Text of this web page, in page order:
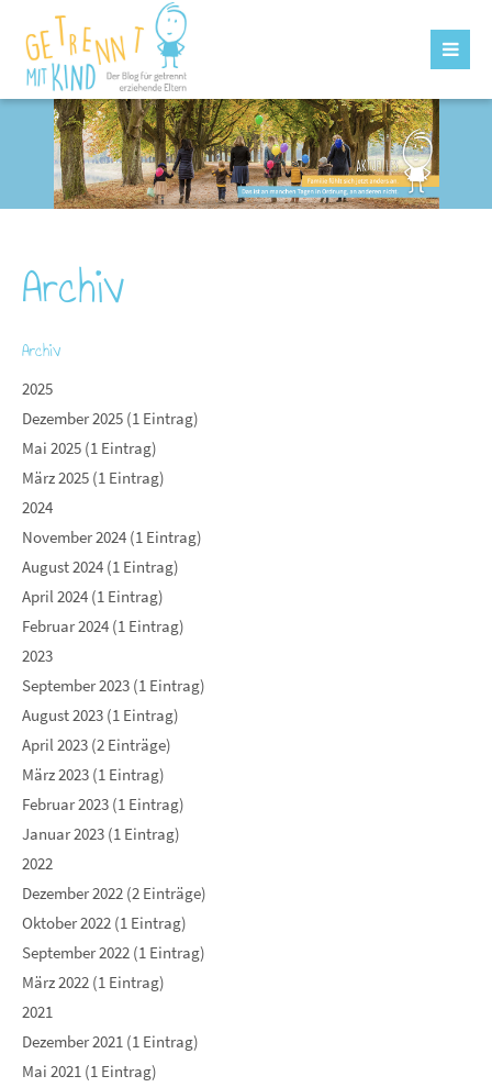
Archiv
Archiv
2025
Dezember 2025 (1 Eintrag)
Mai 2025 (1 Eintrag)
März 2025 (1 Eintrag)
2024
November 2024 (1 Eintrag)
August 2024 (1 Eintrag)
April 2024 (1 Eintrag)
Februar 2024 (1 Eintrag)
2023
September 2023 (1 Eintrag)
August 2023 (1 Eintrag)
April 2023 (2 Einträge)
März 2023 (1 Eintrag)
Februar 2023 (1 Eintrag)
Januar 2023 (1 Eintrag)
2022
Dezember 2022 (2 Einträge)
Oktober 2022 (1 Eintrag)
September 2022 (1 Eintrag)
März 2022 (1 Eintrag)
2021
Dezember 2021 (1 Eintrag)
Mai 2021 (1 Eintrag)